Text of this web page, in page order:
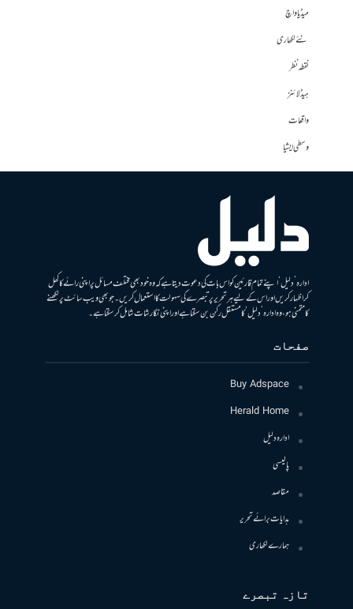
میڈیا واچ
نئے لکھاری
نقطہ نظر
ہیڈلائنز
واقعات
وسطی ایشیا
ادارہ ’دلیل‘ اپنے تمام قارئین کو اس بات کی دعوت دیتا ہے کہ وہ خود بھی مختلف مسائل پر اپنی رائے کا کھل
کر اظہار کریں اور اس کے لیے ہر تحریر پر تبصرے کی سہولت کا استعمال کریں۔ جو بھی ویب سائٹ پر لکھنے
کا متمنی ہو، وہ ادارہ ’دلیل‘ کا مستقل رکن بن سکتا ہے اور اپنی نگارشات شامل کرسکتا ہے۔
صفحات
Buy Adspace
Herald Home
ادارہ دلیل
پالیسی
مقاصد
ہدایات برائے تحریر
ہمارے لکھاری
تازہ تبصرے